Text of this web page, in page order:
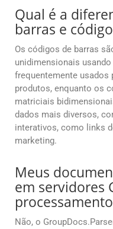
Qual é a
barras e
Os códigos de barras
unidimensionais
frequentemente usados
produtos, enquanto os
matriciais
dados mais diversos,
interativos, como links
marketing.
Meus
em servidores
Não, o